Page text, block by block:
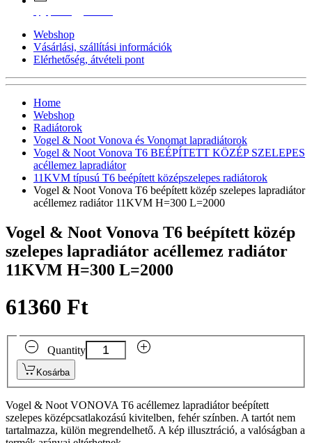
Webshop
Vásárlási, szállítási információk
Elérhetőség, átvételi pont
Home
Webshop
Radiátorok
Vogel & Noot Vonova és Vonomat lapradiátorok
Vogel & Noot Vonova T6 BEÉPÍTETT KÖZÉP SZELEPES
acéllemez lapradiátor
11KVM típusú T6 beépített középszelepes radiátorok
Vogel & Noot Vonova T6 beépített közép szelepes lapradiátor
acéllemez radiátor 11KVM H=300 L=2000
Vogel & Noot Vonova T6 beépített közép
szelepes lapradiátor acéllemez radiátor
11KVM H=300 L=2000
61360 Ft
Quantity
Kosárba
Vogel & Noot VONOVA T6 acéllemez lapradiátor beépített
szelepes középcsatlakozású kivitelben, fehér színben. A tartót nem
tartalmazza, külön megrendelhető. A kép illusztráció, a valóságban a